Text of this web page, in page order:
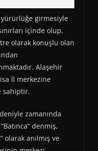
yürürlüğe girmesiyle
içinde olup,
olarak konuşlu olan
Alaşehir
İl merkezine
sahiptir.
zamanında
denmiş,
anılmış ve